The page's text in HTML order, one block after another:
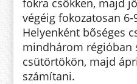
végéig fokozatosan
Helyenként bőséges
mindhárom régióban
csütörtökön, majd
számítani.